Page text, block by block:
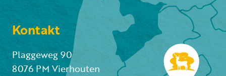
Kontakt
Plaggeweg 90
8076 PM Vierhouten